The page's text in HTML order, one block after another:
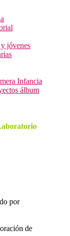
jóvenes
Infancia
álbum
por
de